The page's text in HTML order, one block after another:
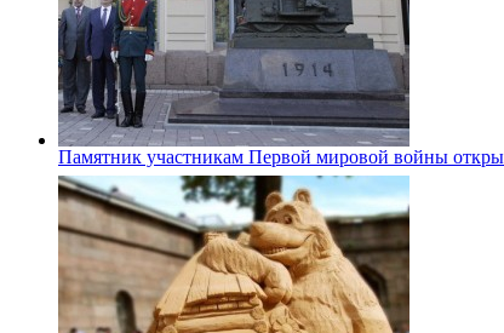
Памятник участникам Первой мировой войны